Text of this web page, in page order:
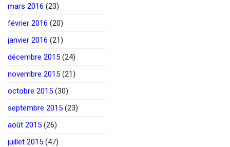
mars 2016 (23)
février 2016 (20)
janvier 2016 (21)
décembre 2015 (24)
novembre 2015 (21)
octobre 2015 (30)
septembre 2015 (23)
août 2015 (26)
juillet 2015 (47)